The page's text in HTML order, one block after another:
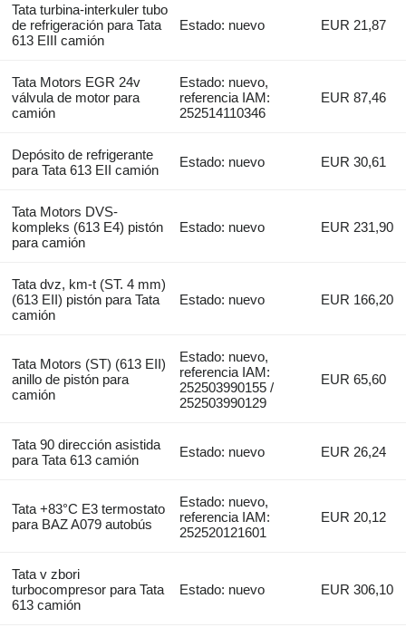
Tata turbina-interkuler tubo
de refrigeración para Tata
613 EIII camión
Estado: nuevo EUR 21,87
Tata Motors EGR 24v
válvula de motor para
camión
Estado: nuevo,
referencia IAM:
252514110346
EUR 87,46
Depósito de refrigerante
para Tata 613 EII camión
Estado: nuevo EUR 30,61
Tata Motors DVS-
kompleks (613 E4) pistón
para camión
Estado: nuevo EUR 231,90
Tata dvz, km-t (ST. 4 mm)
(613 EII) pistón para Tata
camión
Estado: nuevo EUR 166,20
Tata Motors (ST) (613 EII)
anillo de pistón para
camión
Estado: nuevo,
referencia IAM:
252503990155 /
252503990129
EUR 65,60
Tata 90 dirección asistida
para Tata 613 camión
Estado: nuevo EUR 26,24
Tata +83°C E3 termostato
para BAZ A079 autobús
Estado: nuevo,
referencia IAM:
252520121601
EUR 20,12
Tata v zbori
turbocompresor para Tata
613 camión
Estado: nuevo EUR 306,10